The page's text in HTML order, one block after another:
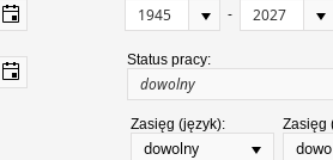
-
Status pracy:
Zasięg (język):
dowolny
Zasięg